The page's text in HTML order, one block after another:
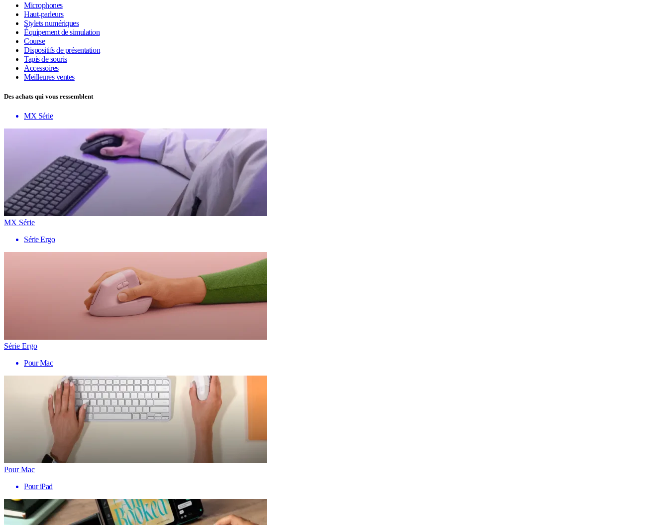
Microphones
Haut-parleurs
Stylets numériques
Équipement de simulation
Course
Dispositifs de présentation
Tapis de souris
Accessoires
Meilleures ventes
Des achats qui vous ressemblent
MX Série
MX Série
Série Ergo
Série Ergo
Pour Mac
Pour Mac
Pour iPad